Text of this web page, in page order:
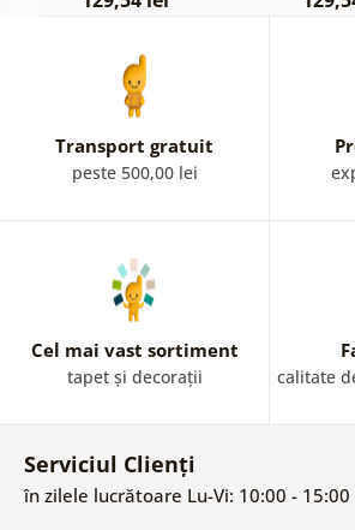
Transport gratuit
peste 500,00 lei
Cel mai vast sortiment
tapet și decorații calitate
Serviciul Clienți
în zilele lucrătoare Lu-Vi: 10:00 - 15:00